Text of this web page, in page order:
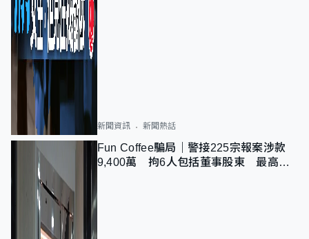
新聞資訊 新聞熱話
Fun Coffee騙局｜警接225宗報案涉款
9,400萬 拘6人包括董事股東 最高金